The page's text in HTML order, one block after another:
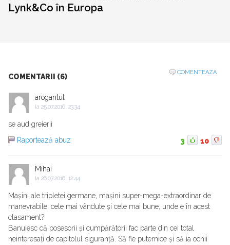
Lynk&Co în Europa
COMENTARII (6)
COMENTEAZA
arogantul
la 25.07.2016, 23:34
se aud greierii
Raportează abuz
3 10
Mihai
la 26.07.2016, 12:44
Mașini ale tripletei germane, mașini super-mega-extraordinar de
manevrabile, cele mai vândute și cele mai bune, unde e în acest
clasament?
Banuiesc că posesorii și cumpărătorii fac parte din cei total
neinteresați de capitolul siguranță. Să fie puternice și să ia ochii